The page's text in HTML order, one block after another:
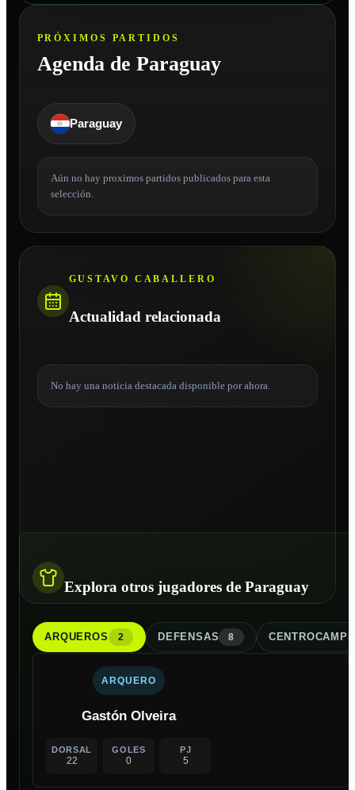
PRÓXIMOS PARTIDOS
Agenda de Paraguay
Paraguay
Aún no hay proximos partidos publicados para esta
selección.
GUSTAVO CABALLERO
Actualidad relacionada
No hay una noticia destacada disponible por ahora.
Explora otros jugadores de Paraguay
ARQUEROS 2 DEFENSAS 8
ARQUERO
Gastón Olveira
DORSAL
22
GOLES
0
PJ
5